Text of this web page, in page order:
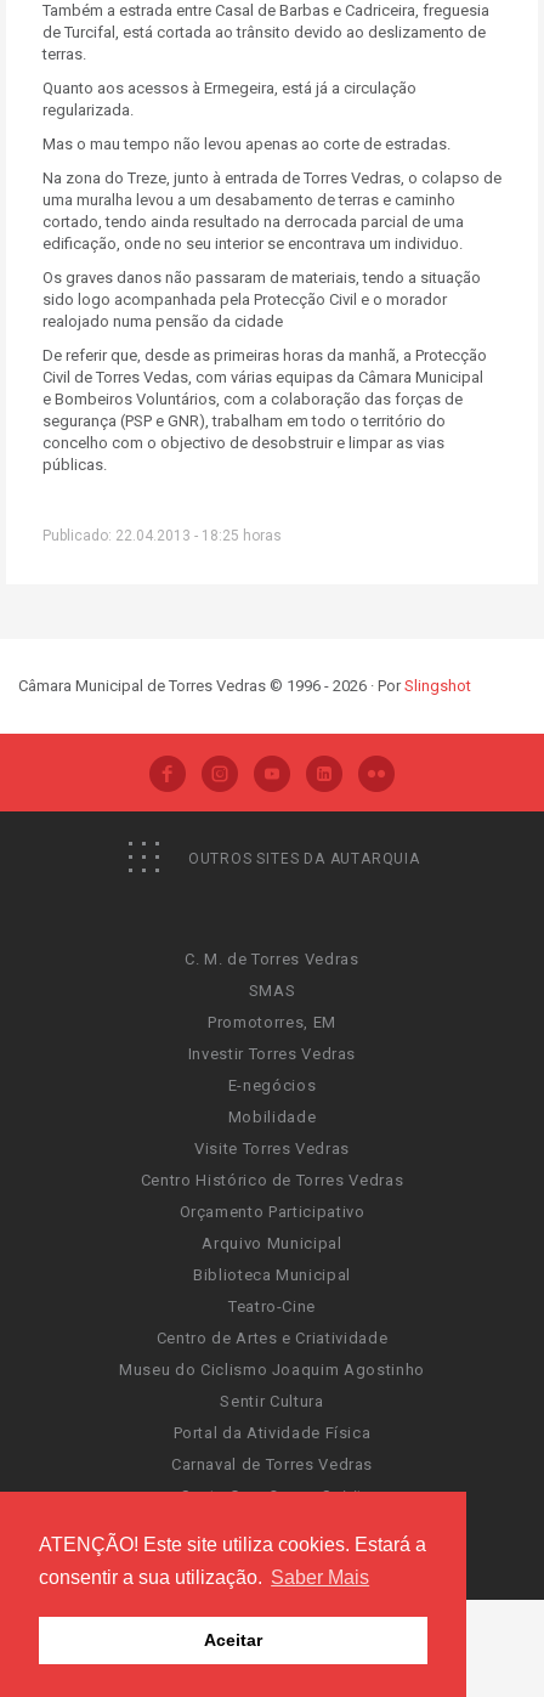
ATENÇÃO! Este site utiliza cookies. Estará a
consentir a sua utilização. Saber Mais
Aceitar
Também a estrada entre Casal de Barbas e Cadriceira, freguesia
de Turcifal, está cortada ao trânsito devido ao deslizamento de
terras.
Quanto aos acessos à Ermegeira, está já a circulação
regularizada.
Mas o mau tempo não levou apenas ao corte de estradas.
Na zona do Treze, junto à entrada de Torres Vedras, o colapso de
uma muralha levou a um desabamento de terras e caminho
cortado, tendo ainda resultado na derrocada parcial de uma
edificação, onde no seu interior se encontrava um individuo.
Os graves danos não passaram de materiais, tendo a situação
sido logo acompanhada pela Protecção Civil e o morador
realojado numa pensão da cidade
De referir que, desde as primeiras horas da manhã, a Protecção
Civil de Torres Vedas, com várias equipas da Câmara Municipal
e Bombeiros Voluntários, com a colaboração das forças de
segurança (PSP e GNR), trabalham em todo o território do
concelho com o objectivo de desobstruir e limpar as vias
públicas.
Publicado: 22.04.2013 - 18:25 horas
Câmara Municipal de Torres Vedras © 1996 - 2026 · PorSlingshot
OUTROS SITES DA AUTARQUIA
C. M. de Torres Vedras
SMAS
Promotorres, EM
Investir Torres Vedras
E-negócios
Mobilidade
Visite Torres Vedras
Centro Histórico de Torres Vedras
Orçamento Participativo
Arquivo Municipal
Biblioteca Municipal
Teatro-Cine
Centro de Artes e Criatividade
Museu do Ciclismo Joaquim Agostinho
Sentir Cultura
Portal da Atividade Física
Carnaval de Torres Vedras
Santa Cruz Ocean Spirit